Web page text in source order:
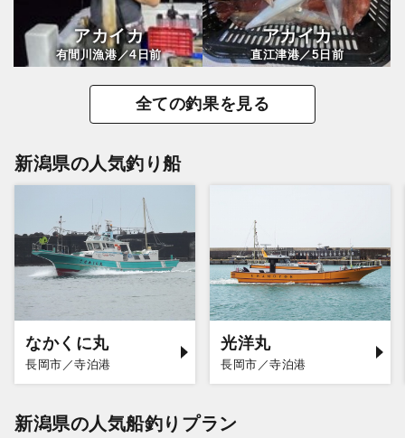
アカイカ
有間川漁港／4日前
アカイカ
直江津港／5日前
全ての釣果を見る
新潟県の人気釣り船
なかくに丸
長岡市／寺泊港
光洋丸
長岡市／寺泊港
新潟県の人気船釣りプラン